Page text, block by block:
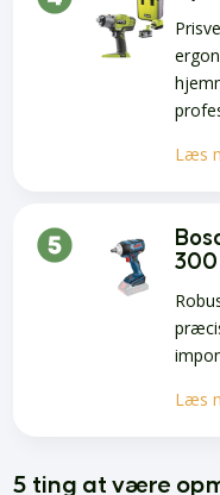
Læs
300
Læs
5 ting at være